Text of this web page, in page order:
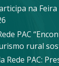
na
PAC
rural
Rede PAC: